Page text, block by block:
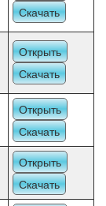
Скачать
Открыть
Скачать
Открыть
Скачать
Открыть
Скачать